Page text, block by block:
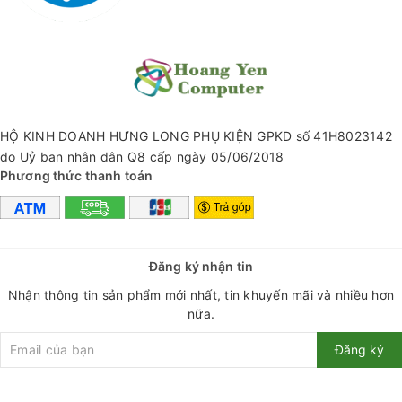
HỘ KINH DOANH HƯNG LONG PHỤ KIỆN GPKD số 41H8023142
do Uỷ ban nhân dân Q8 cấp ngày 05/06/2018
Phương thức thanh toán
Đăng ký nhận tin
Nhận thông tin sản phẩm mới nhất, tin khuyến mãi và nhiều hơn
nữa.
Đăng ký